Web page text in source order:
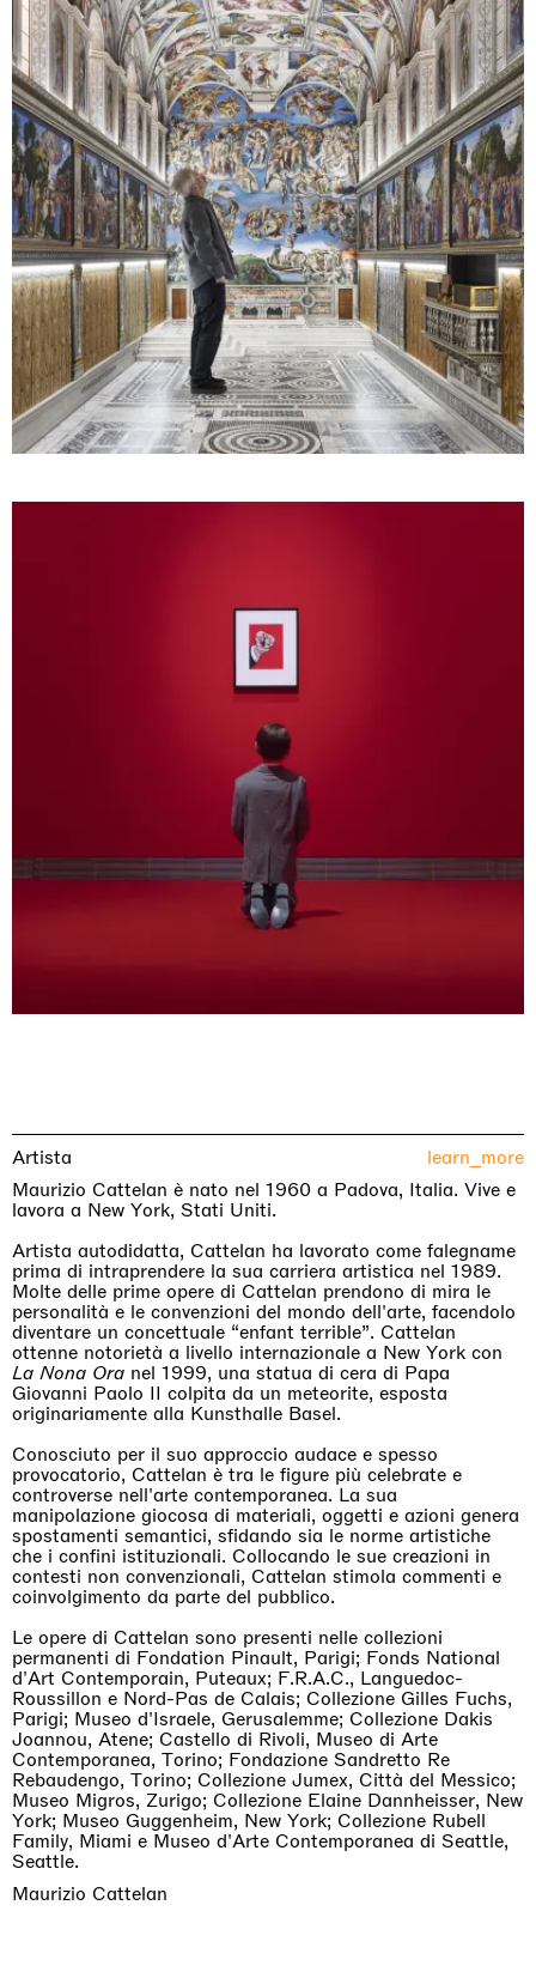
Artista learn_more
Maurizio Cattelan
Maurizio Cattelan è nato nel 1960 a Padova, Italia. Vive e
lavora a New York, Stati Uniti.
Artista autodidatta, Cattelan ha lavorato come falegname
prima di intraprendere la sua carriera artistica nel 1989.
Molte delle prime opere di Cattelan prendono di mira le
personalità e le convenzioni del mondo dell'arte, facendolo
diventare un concettuale “enfant terrible”. Cattelan
ottenne notorietà a livello internazionale a New York con
La Nona Ora nel 1999, una statua di cera di Papa
Giovanni Paolo II colpita da un meteorite, esposta
originariamente alla Kunsthalle Basel.
Conosciuto per il suo approccio audace e spesso
provocatorio, Cattelan è tra le figure più celebrate e
controverse nell'arte contemporanea. La sua
manipolazione giocosa di materiali, oggetti e azioni genera
spostamenti semantici, sfidando sia le norme artistiche
che i confini istituzionali. Collocando le sue creazioni in
contesti non convenzionali, Cattelan stimola commenti e
coinvolgimento da parte del pubblico.
Le opere di Cattelan sono presenti nelle collezioni
permanenti di Fondation Pinault, Parigi; Fonds National
d'Art Contemporain, Puteaux; F.R.A.C., Languedoc-
Roussillon e Nord-Pas de Calais; Collezione Gilles Fuchs,
Parigi; Museo d'Israele, Gerusalemme; Collezione Dakis
Joannou, Atene; Castello di Rivoli, Museo di Arte
Contemporanea, Torino; Fondazione Sandretto Re
Rebaudengo, Torino; Collezione Jumex, Città del Messico;
Museo Migros, Zurigo; Collezione Elaine Dannheisser, New
York; Museo Guggenheim, New York; Collezione Rubell
Family, Miami e Museo d'Arte Contemporanea di Seattle,
Seattle.